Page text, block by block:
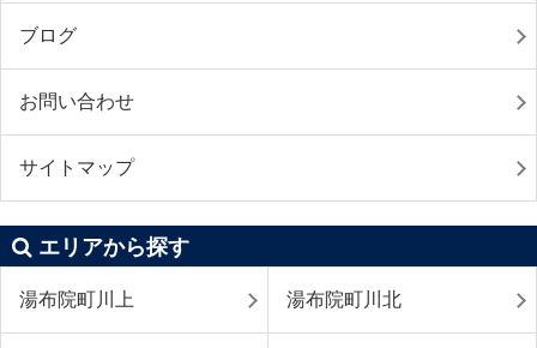
ブログ
お問い合わせ
サイトマップ
エリアから探す
湯布院町川上 湯布院町川北